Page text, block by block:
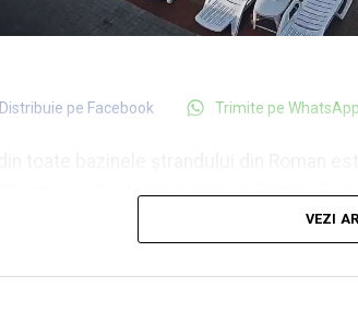
Distribuie pe Facebook Trimite pe WhatsApp
Neamț la solicitarea redacției Roman TV,
trei bazinele a ieșit Pseudomonas
solicitarea de repetare a probelor către
VEZI